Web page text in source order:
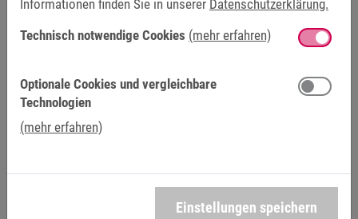
Mindestens Realschulabschluss
Spaß an der Informatik
Teamfähigkeit, Zuverlässigkeit, Eigenverantwortung
Gute Leistungen in Mathematik, Informatik, Deutsch
und Englisch
Informationen finden Sie in unserer Datenschutzerklärung.
Technisch notwendige Cookies (mehr erfahren)
Optionale Cookies und vergleichbare
Technologien
(mehr erfahren)
Einstellungen speichern